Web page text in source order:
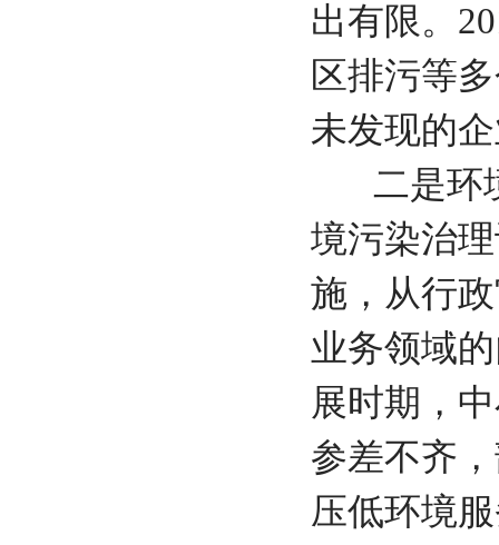
出有限。
区排污等
未发现的
二是环境
境污染治
施，从行
业务领域
展时期，
参差不齐
压低环境